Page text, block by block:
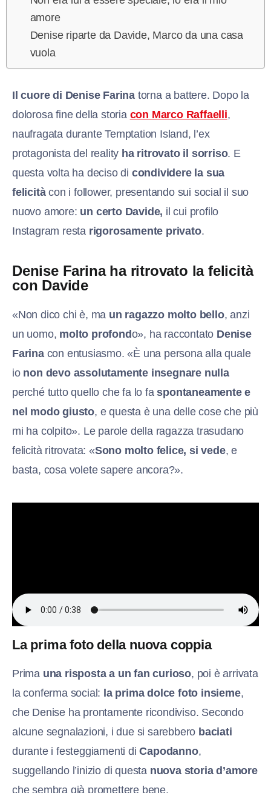
amore
Denise riparte da Davide, Marco da una casa
vuola
Il cuore di Denise Farina torna a battere. Dopo la
dolorosa fine della storia con Marco Raffaelli,
naufragata durante Temptation Island, l’ex
protagonista del reality ha ritrovato il sorriso. E
questa volta ha deciso di condividere la sua
felicitàcon i follower, presentando sui social il suo
nuovo amore: un certo Davide, il cui profilo
Instagram resta rigorosamente privato.
Denise Farina ha ritrovato la felicità
con Davide
«Non dico chi è, ma un ragazzo molto bello, anzi
un uomo, molto profondo», ha raccontato Denise
Farinacon entusiasmo. «È una persona alla quale
io non devo assolutamente insegnare nulla
perché tutto quello che fa lo faspontaneamente e
nel modo giusto, e questa è una delle cose che più
mi ha colpito». Le parole della ragazza trasudano
felicità ritrovata: «Sono molto felice, si vede, e
basta, cosa volete sapere ancora?».
La prima foto della nuova coppia
Prima una risposta a un fan curioso, poi è arrivata
la conferma social: la prima dolce foto insieme,
che Denise ha prontamente ricondiviso. Secondo
alcune segnalazioni, i due si sarebbero baciati
durante i festeggiamenti diCapodanno,
suggellando l’inizio di questa nuova storia d’amore
che sembra già promettere bene.